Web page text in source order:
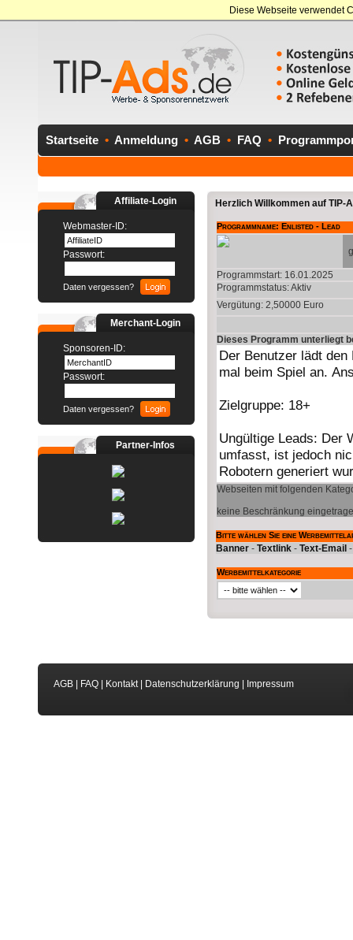
Diese Webseite verwendet
Startseite • Anmeldung • AGB • FAQ •
Affiliate-Login
Webmaster-ID:
Passwort:
Daten vergessen?
Merchant-Login
Sponsoren-ID:
Passwort:
Daten vergessen?
Partner-Infos
Herzlich Willkommen auf TIP-
Programmname: Enlisted - Lead
Programmstart: 16.01.2025
Programmstatus:Aktiv
Vergütung: 2,50000 Euro
Dieses Programm unterliegt
Webseiten mit folgenden
keine Beschränkung
Bitte wählen Sie eine
Banner - Textlink - Text-Email
Werbemittelkategorie
AGB FAQ Kontakt| Datenschutzerklärung Impressum